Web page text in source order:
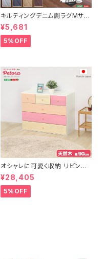
キルティングデニム調ラグMサイ
ズ(185x185cm)オールシーズ
ン、滑り止め付き、手洗い対応【D
erid-デリッド-】 DRG-M
¥5,681
5%OFF
オシャレに可愛く収納 リビング
用ローチェスト 4段 幅90cm
天然木（桐）日本製｜petora-
ペトラ- SH-08-PTR90
¥28,405
5%OFF